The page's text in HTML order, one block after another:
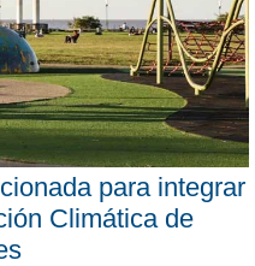
para integrar
Climática de